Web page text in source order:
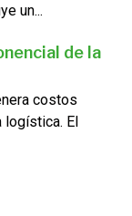
un...
de la
costos
logística. El